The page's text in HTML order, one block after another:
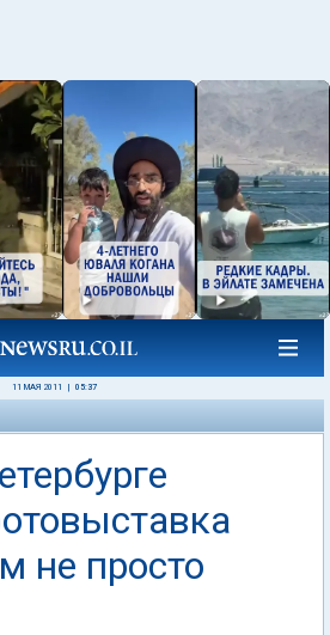
11 МАЯ 2011 05:37
не просто